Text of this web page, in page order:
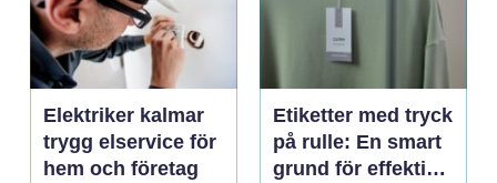
Elektriker kalmar
trygg elservice för
hem och företag
Etiketter med tryck
på rulle: En smart
grund för effektiv